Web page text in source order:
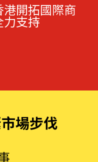
開拓國際商
力支持
場步伐